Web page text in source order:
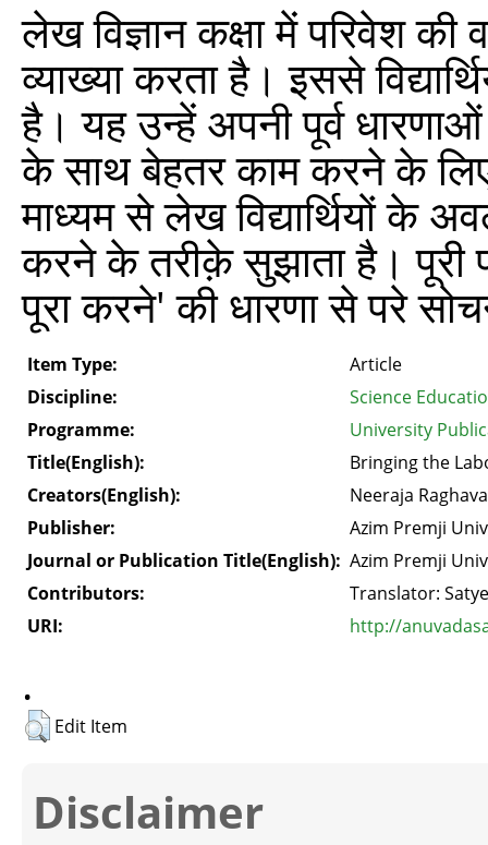
लेख विज्ञान कक्षा में परिवेश
व्याख्या करता है। इससे
है। यह उन्हें अपनी पूर्व
के साथ बेहतर काम करने के लिए
माध्यम से लेख विद्यार्थियों के
करने के तरीक़े सुझाता है। पूरी
पूरा करने' की धारणा से परे
Item Type:
Article
Discipline:
Science
Programme:
University
Title(English):
Bringing the
Creators(English):
Neeraja
Publisher:
Azim Premji
Journal or Publication Title(English): Azim Premji
Contributors:
Translator:
URI:
http://
.
Edit Item
Disclaimer